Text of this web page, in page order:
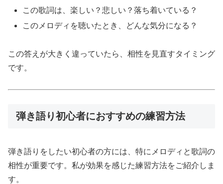
この歌詞は、楽しい？悲しい？落ち着いている？
このメロディを聴いたとき、どんな気分になる？
この答えが大きく違っていたら、相性を見直すタイミング
です。
弾き語り初心者におすすめの練習方法
弾き語りをしたい初心者の方には、特にメロディと歌詞の
相性が重要です。私が効果を感じた練習方法をご紹介しま
す。